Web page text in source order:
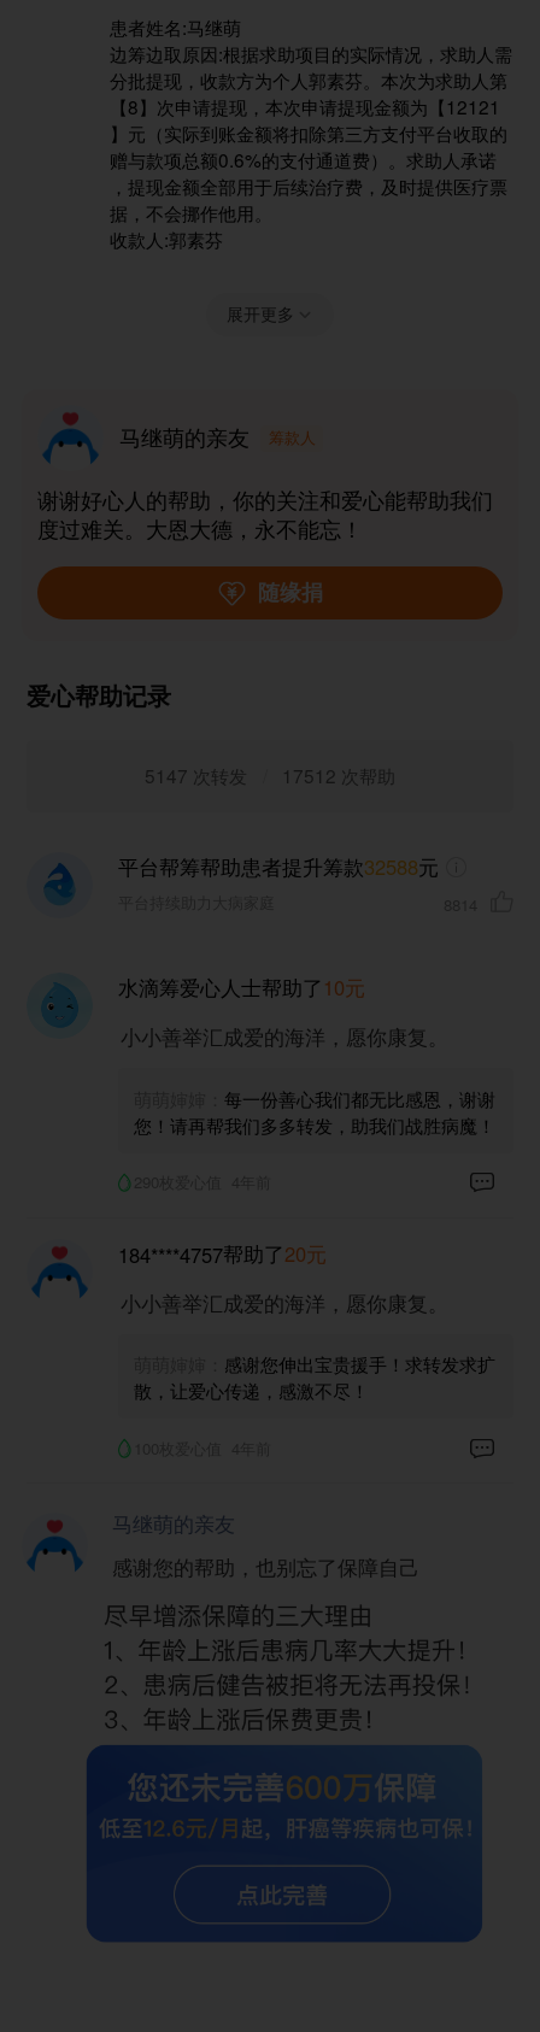
患者姓名:马继萌
边筹边取原因:根据求助项目的实际情况，求助人需
分批提现，收款方为个人郭素芬。本次为求助人第
【8】次申请提现，本次申请提现金额为【12121
】元（实际到账金额将扣除第三方支付平台收取的
赠与款项总额0.6%的支付通道费）。求助人承诺
，提现金额全部用于后续治疗费，及时提供医疗票
据，不会挪作他用。
收款人:郭素芬
展开更多
马继萌的亲友 筹款人
谢谢好心人的帮助，你的关注和爱心能帮助我们
度过难关。大恩大德，永不能忘！
随缘捐
爱心帮助记录
5147 次转发 17512 次帮助
平台帮筹帮助患者提升筹款32588元
水滴筹爱心人士帮助了 10元
小小善举汇成爱的海洋，愿你康复。
每一份善心我们都无比感恩，谢谢
您！请再帮我们多多转发，助我们战胜病魔！
184****4757帮助了20元
小小善举汇成爱的海洋，愿你康复。
感谢您伸出宝贵援手！求转发求扩
散，让爱心传递，感激不尽！
马继萌的亲友
感谢您的帮助，也别忘了保障自己